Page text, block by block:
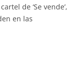
de ‘Se vende’,
en las